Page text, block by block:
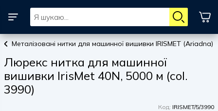
Металізовані нитки для машинної вишивки IRISMET (Ariadna)
Люрекс нитка для машинної
вишивки IrisMet 40N, 5000 м (col.
3990)
Код: IRISMET/5/3990